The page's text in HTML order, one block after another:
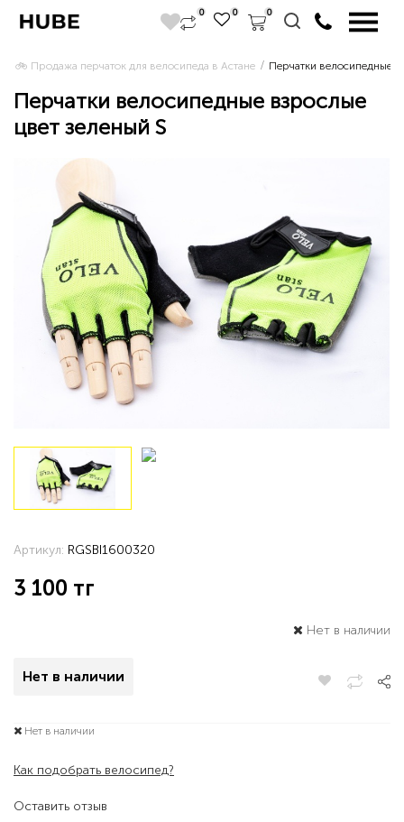
0 0 0
🚲 Продажа перчаток для велосипеда в Астане Перчатки велосипедные
Перчатки велосипедные взрослые
цвет зеленый S
Оставить отзыв
Артикул: RGSBI1600320
3 100 тг
Нет в наличии
Нет в наличии
Нет в наличии
Как подобрать велосипед?